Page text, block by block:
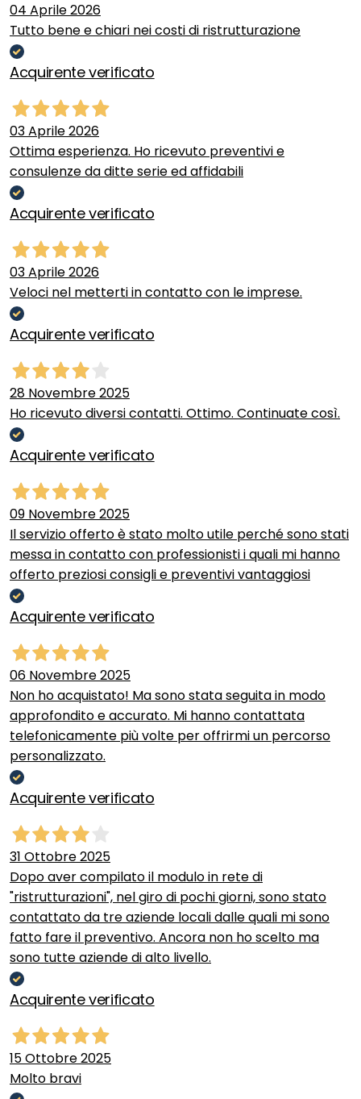
04 Aprile 2026
Tutto bene e chiari nei costi di ristrutturazione
Acquirente verificato
03 Aprile 2026
Ottima esperienza. Ho ricevuto preventivi e
consulenze da ditte serie ed affidabili
Acquirente verificato
03 Aprile 2026
Veloci nel metterti in contatto con le imprese.
Acquirente verificato
28 Novembre 2025
Ho ricevuto diversi contatti. Ottimo. Continuate così.
Acquirente verificato
09 Novembre 2025
Il servizio offerto è stato molto utile perché sono stati
messa in contatto con professionisti i quali mi hanno
offerto preziosi consigli e preventivi vantaggiosi
Acquirente verificato
06 Novembre 2025
Non ho acquistato! Ma sono stata seguita in modo
approfondito e accurato. Mi hanno contattata
telefonicamente più volte per offrirmi un percorso
personalizzato.
Acquirente verificato
31 Ottobre 2025
Dopo aver compilato il modulo in rete di
"ristrutturazioni", nel giro di pochi giorni, sono stato
contattato da tre aziende locali dalle quali mi sono
fatto fare il preventivo. Ancora non ho scelto ma
sono tutte aziende di alto livello.
Acquirente verificato
15 Ottobre 2025
Molto bravi